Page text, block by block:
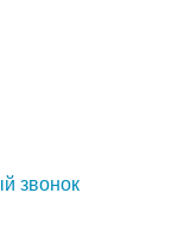
звонок